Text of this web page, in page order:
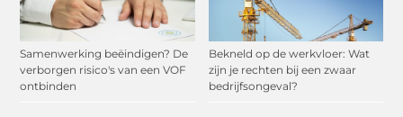
Samenwerking beëindigen? De
verborgen risico's van een VOF
ontbinden
Bekneld op de werkvloer: Wat
zijn je rechten bij een zwaar
bedrijfsongeval?